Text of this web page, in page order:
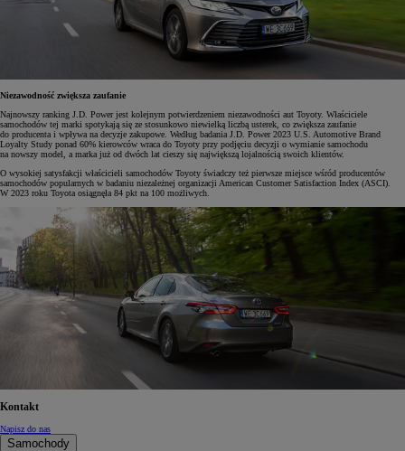
Niezawodność zwiększa zaufanie
Najnowszy ranking J.D. Power jest kolejnym potwierdzeniem niezawodności aut Toyoty. Właściciele
samochodów tej marki spotykają się ze stosunkowo niewielką liczbą usterek, co zwiększa zaufanie
do producenta i wpływa na decyzje zakupowe. Według badania J.D. Power 2023 U.S. Automotive Brand
Loyalty Study ponad 60% kierowców wraca do Toyoty przy podjęciu decyzji o wymianie samochodu
na nowszy model, a marka już od dwóch lat cieszy się największą lojalnością swoich klientów.
O wysokiej satysfakcji właścicieli samochodów Toyoty świadczy też pierwsze miejsce wśród producentów
samochodów popularnych w badaniu niezależnej organizacji American Customer Satisfaction Index (ASCI).
W 2023 roku Toyota osiągnęła 84 pkt na 100 możliwych.
Kontakt
Napisz do nas
Samochody